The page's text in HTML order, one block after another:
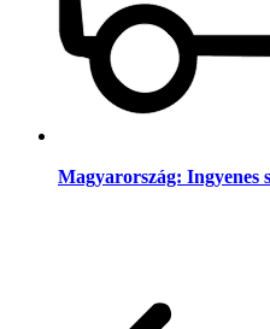
Magyarország: Ingyenes